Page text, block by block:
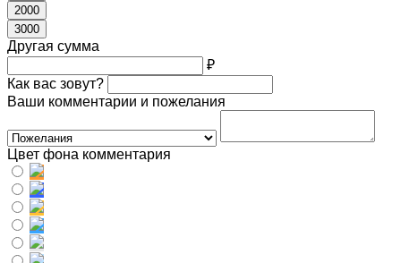
2000
3000
Другая сумма
₽
Как вас зовут?
Ваши комментарии и пожелания
Цвет фона комментария